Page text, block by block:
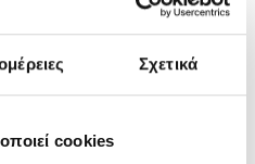
Σχετικά
cookies